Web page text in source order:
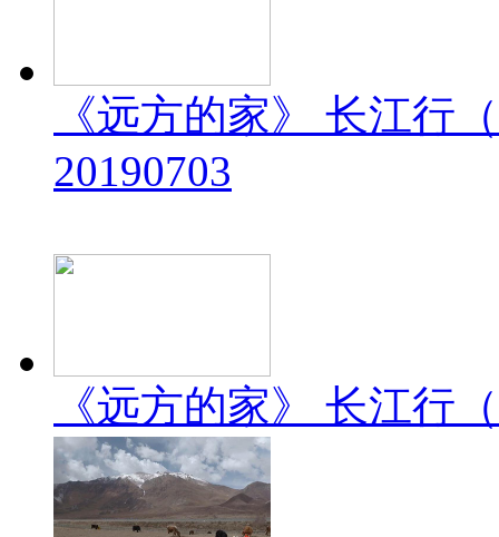
《远方的家》 长江行
20190703
《远方的家》 长江行